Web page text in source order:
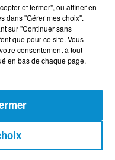
22/07/26
et fermer", ou affiner en
dans "Gérer mes choix".
sur "Continuer sans
que pour ce site. Vous
consentement à tout
en bas de chaque page.